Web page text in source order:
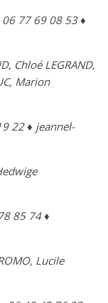
06 77 69 08 53 ♦
Chloé LEGRAND,
Marion
22 ♦ jeannel-
85 74 ♦
Lucile